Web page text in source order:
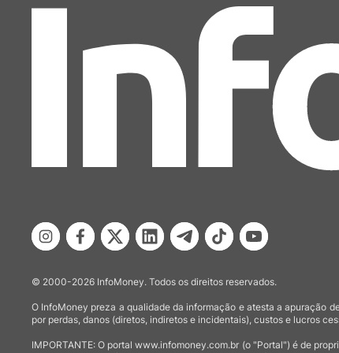
© 2000-2026 InfoMoney. Todos os direitos reservados.
O InfoMoney preza a qualidade da informação e atesta a apuração
por perdas, danos (diretos, indiretos e incidentais), custos e lucros
IMPORTANTE: O portal www.infomoney.com.br (o "Portal") é de